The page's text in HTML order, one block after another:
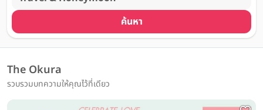
ค้นหา
The Okura
รวบรวมบทความให้คุณไว้ที่เดียว